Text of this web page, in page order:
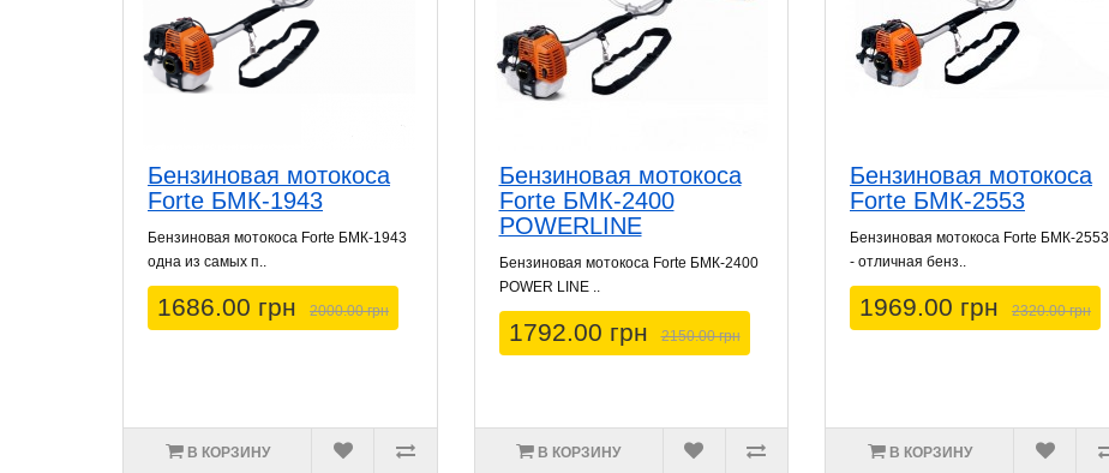
Бензиновая мотокоса
Forte БМК-1943
Бензиновая мотокоса Forte БМК-1943
одна из самых п..
1686.00 грн 2000.00 грн
В КОРЗИНУ
Бензиновая мотокоса
Forte БМК-2400
POWERLINE
Бензиновая мотокоса Forte БМК-2400
POWER LINE ..
1792.00 грн 2150.00 грн
В КОРЗИНУ
Бензиновая мотокоса
Forte БМК-2553
Бензиновая мотокоса Forte БМК-2553
- отличная бенз..
1969.00 грн 2320.00 грн
В КОРЗИНУ